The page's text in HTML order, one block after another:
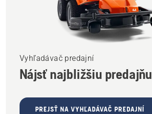
Vyhľadávač predajní
Nájsť najbližšiu predajňu
PREJSŤ NA VYHĽADÁVAČ PREDAJNÍ